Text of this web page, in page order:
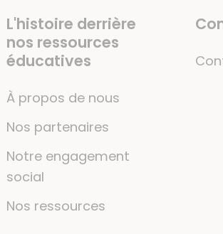
L'histoire derrière
nos ressources
éducatives
À propos de nous
Nos partenaires
Notre engagement
social
Nos ressources